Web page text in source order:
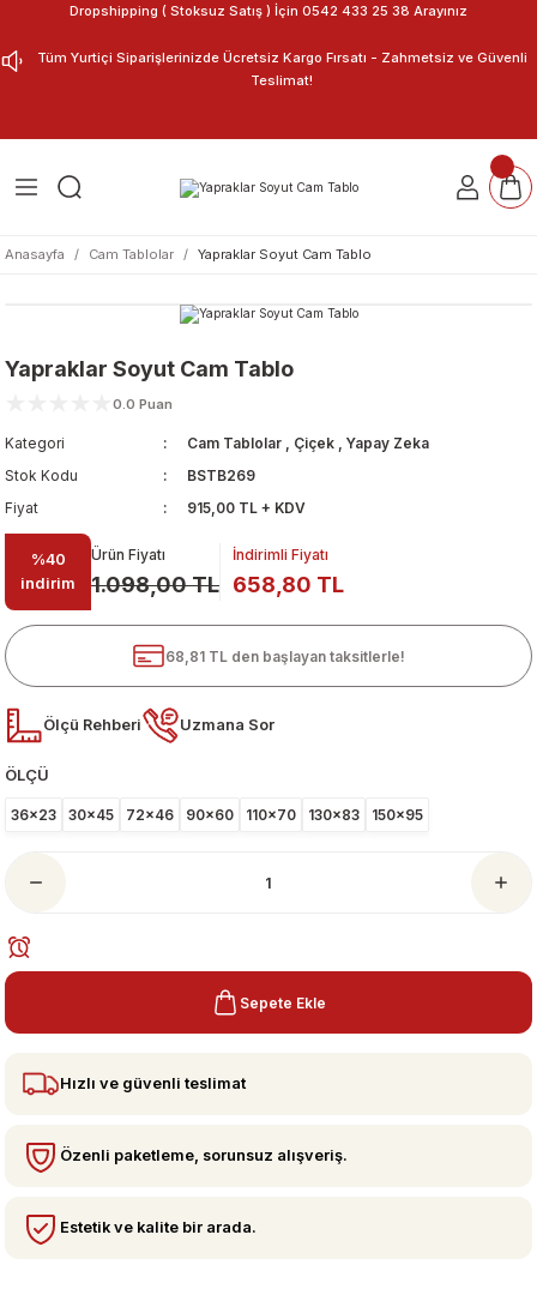
Dropshipping ( Stoksuz Satış ) İçin 0542 433 25 38 Arayınız
Tüm Yurtiçi Siparişlerinizde Ücretsiz Kargo Fırsatı - Zahmetsiz ve Güvenli
Teslimat!
Anasayfa Cam Tablolar Yapraklar Soyut Cam Tablo
Yapraklar Soyut Cam Tablo
0.0 Puan
Kategori Cam Tablolar , Çiçek , Yapay Zeka
Stok Kodu
BSTB269
Fiyat
915,00 TL + KDV
%40
indirim
Ürün Fiyatı
1.098,00 TL
İndirimli Fiyatı
658,80 TL
68,81 TL den başlayan taksitlerle!
Ölçü Rehberi Uzmana Sor
ÖLÇÜ
36x23 30x45 72x46 90x60 110x70 130x83 150x95
Sepete Ekle
Hızlı ve güvenli teslimat
Özenli paketleme, sorunsuz alışveriş.
Estetik ve kalite bir arada.